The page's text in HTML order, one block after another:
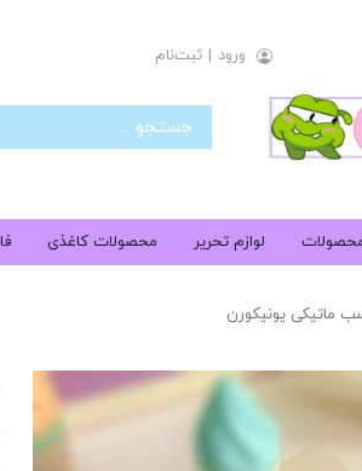
ورود | ثبت‌نام
لوازم تحریر محصولات کاغذی
ماتیکی یونیکورن